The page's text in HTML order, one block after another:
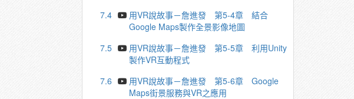
7.4
用VR說故事－詹進發 第5-4章 結合
Google Maps製作全景影像地圖
7.5
用VR說故事－詹進發 第5-5章 利用Unity
製作VR互動程式
7.6
用VR說故事－詹進發 第5-6章 Google
Maps街景服務與VR之應用